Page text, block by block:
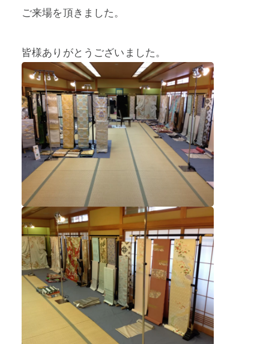
ご来場を頂きました。
皆様ありがとうございました。